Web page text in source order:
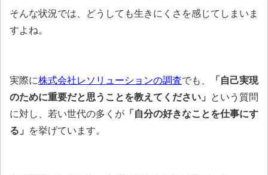
そんな状況では、どうしても生きにくさを感じてしまいま
すよね。
実際に株式会社レソリューションの調査でも、
「自己実現
のために重要だと思うことを教えてください」
という質問
に対し、若い世代の多くが「自分の好きなことを仕事にす
る」
を挙げています。